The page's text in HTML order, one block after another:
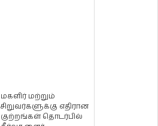
மகளிர் மற்றும்
சிறுவர்களுக்கு எதிரான
குற்றங்கள் தொடர்பில்